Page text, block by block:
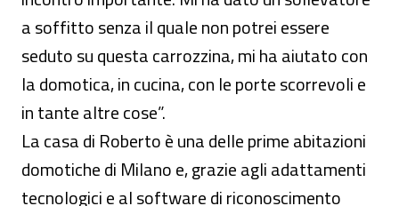
a soffitto senza il quale non potrei essere
seduto su questa carrozzina, mi ha aiutato con
la domotica, in cucina, con le porte scorrevoli e
in tante altre cose”.
La casa di Roberto è una delle prime abitazioni
domotiche di Milano e, grazie agli adattamenti
tecnologici e al software di riconoscimento